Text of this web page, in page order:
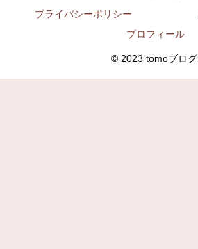
プライバシーポリシー
プロフィール
© 2023 tomoブログ.